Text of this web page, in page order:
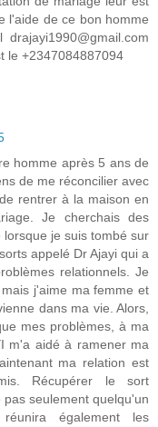
l'aide de ce bon homme
le +2347084887094
homme après 5 ans de
de me réconcilier avec
rentrer à la maison en
Je cherchais des
je suis tombé sur
appelé Dr Ajayi qui a
relationnels. Je
j'aime ma femme et
dans ma vie. Alors,
mes problèmes, à ma
m'a aidé à ramener ma
ma relation est
Récupérer le sort
seulement quelqu'un
également les